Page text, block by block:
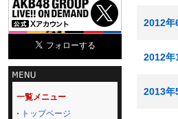
一覧メニュー
トップページ
2012年
2012年
2013年